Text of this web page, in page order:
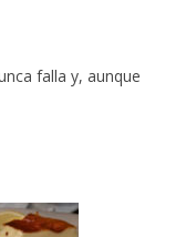
falla y, aunque